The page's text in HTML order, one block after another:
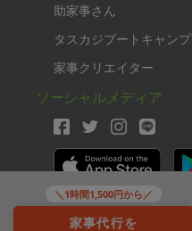
＼1時間1,500円から／
家事代行を
助家事さん
タスカジブートキャンプ
家事クリエイター
ソーシャルメディア